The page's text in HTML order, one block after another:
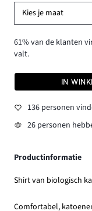
Kies je maat
61% van de klanten
valt.
IN
136 personen
26 personen
Productinformatie
Shirt van biologisch
Comfortabel,